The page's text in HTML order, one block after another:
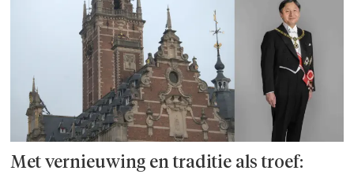
Met vernieuwing en traditie als troef: